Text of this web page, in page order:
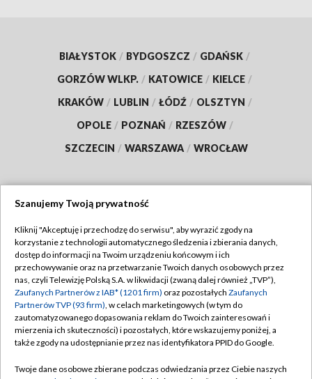
BIAŁYSTOK / BYDGOSZCZ / GDAŃSK /
GORZÓW WLKP. / KATOWICE / KIELCE /
KRAKÓW / LUBLIN / ŁÓDŹ / OLSZTYN /
OPOLE / POZNAŃ / RZESZÓW /
SZCZECIN / WARSZAWA / WROCŁAW
TVP
Abonament TVP
Emisja w TVP
Centrum informacji TVP
Naziemna Telewizja Cyfrowa
Regulamin TVP
Polityka prywatności
Moje zgody
Pomoc
Szanujemy Twoją prywatność
Kliknij "Akceptuję i przechodzę do serwisu", aby wyrazić zgody na
korzystanie z technologii automatycznego śledzenia i zbierania danych,
dostęp do informacji na Twoim urządzeniu końcowym i ich
przechowywanie oraz na przetwarzanie Twoich danych osobowych przez
nas, czyli Telewizję Polską S.A. w likwidacji (zwaną dalej również „TVP”),
Zaufanych Partnerów z IAB* (1201 firm) oraz pozostałych Zaufanych
Partnerów TVP (93 firm), w celach marketingowych (w tym do
zautomatyzowanego dopasowania reklam do Twoich zainteresowań i
mierzenia ich skuteczności) i pozostałych, które wskazujemy poniżej, a
także zgody na udostępnianie przez nas identyfikatora PPID do Google.
Twoje dane osobowe zbierane podczas odwiedzania przez Ciebie naszych